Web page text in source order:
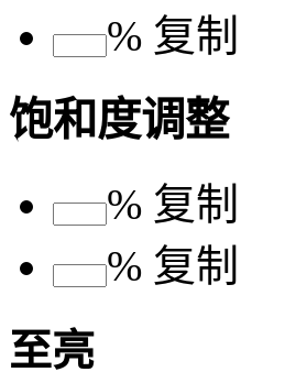
% 复制
饱和度调整
% 复制
% 复制
至亮